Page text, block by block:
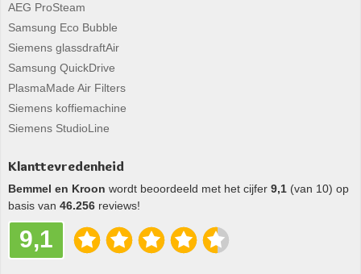
AEG ProSteam
Samsung Eco Bubble
Siemens glassdraftAir
Samsung QuickDrive
PlasmaMade Air Filters
Siemens koffiemachine
Siemens StudioLine
Klanttevredenheid
Bemmel en Kroon wordt beoordeeld met het cijfer 9,1 (van 10) op
basis van 46.256 reviews!
9,1